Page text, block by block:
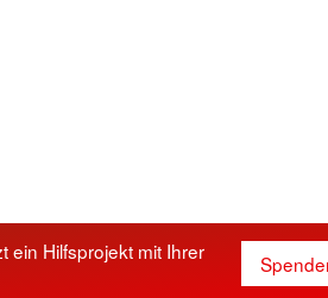
ein Hilfsprojekt mit Ihrer